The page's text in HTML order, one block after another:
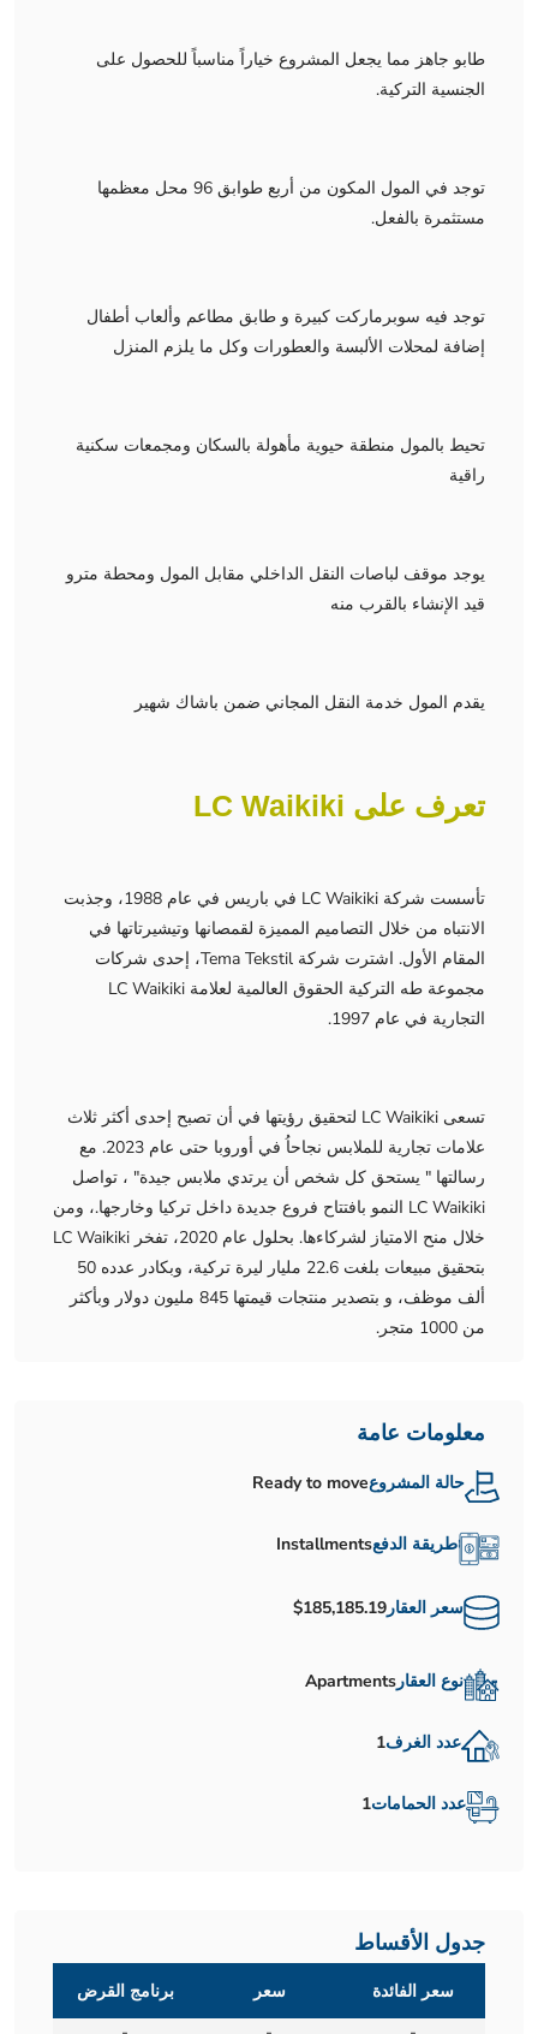
طابو جاهز مما يجعل المشروع خياراً مناسباً للحصول على
الجنسية التركية.
توجد في المول المكون من أربع طوابق 96 محل معظمها
مستثمرة بالفعل.
توجد فيه سوبرماركت كبيرة و طابق مطاعم وألعاب أطفال
إضافة لمحلات الألبسة والعطورات وكل ما يلزم المنزل
تحيط بالمول منطقة حيوية مأهولة بالسكان ومجمعات سكنية
راقية
يوجد موقف لباصات النقل الداخلي مقابل المول ومحطة مترو
قيد الإنشاء بالقرب منه
يقدم المول خدمة النقل المجاني ضمن باشاك شهير
تعرف على LC Waikiki
تأسست شركة LC Waikiki في باريس في عام 1988، وجذبت
الانتباه من خلال التصاميم المميزة لقمصانها وتيشيرتاتها في
المقام الأول. اشترت شركة Tema Tekstil، إحدى شركات
مجموعة طه التركية الحقوق العالمية لعلامة LC Waikiki
التجارية في عام 1997.
تسعى LC Waikiki لتحقيق رؤيتها في أن تصبح إحدى أكثر ثلاث
علامات تجارية للملابس نجاحاُ في أوروبا حتى عام 2023. مع
رسالتها " يستحق كل شخص أن يرتدي ملابس جيدة" ، تواصل
LC Waikiki النمو بافتتاح فروع جديدة داخل تركيا وخارجها.، ومن
خلال منح الامتياز لشركاءها. بحلول عام 2020، تفخر LC Waikiki
بتحقيق مبيعات بلغت 22.6 مليار ليرة تركية، وبكادر عدده 50
ألف موظف، و بتصدير منتجات قيمتها 845 مليون دولار وبأكثر
من 1000 متجر.
معلومات عامة
حالة المشروعReady to move
طريقة الدفعInstallments
سعر العقار$185,185.19
نوع العقارApartments
عدد الغرف1
عدد الحمامات1
جدول الأقساط
سعر الفائدة سعر
برنامج القرض